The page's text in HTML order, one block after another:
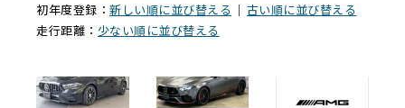
初年度登録：新しい順に並び替える ｜ 古い順に並び替える
走行距離： 少ない順に並び替える